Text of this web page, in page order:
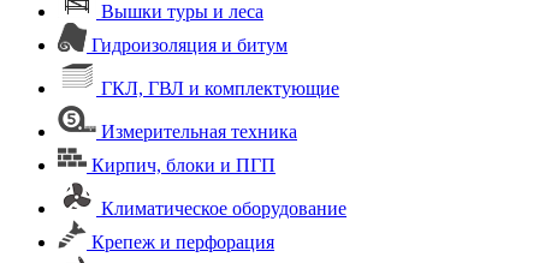
Вышки туры и леса
Гидроизоляция и битум
ГКЛ, ГВЛ и комплектующие
Измерительная техника
Кирпич, блоки и ПГП
Климатическое оборудование
Крепеж и перфорация